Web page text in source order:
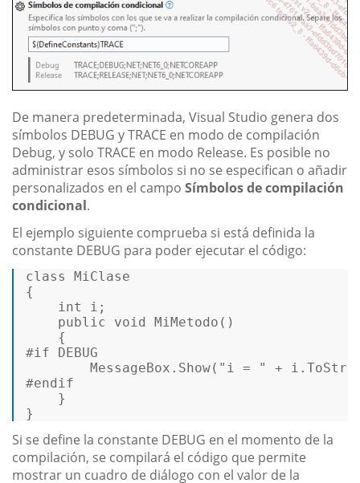
De manera predeterminada, Visual Studio genera dos
símbolos DEBUG y TRACE en modo de compilación
Debug, y solo TRACE en modo Release. Es posible no
administrar esos símbolos si no se especifican o añadir
personalizados en el campo Símbolos de compilación
condicional.
El ejemplo siguiente comprueba si está definida la
constante DEBUG para poder ejecutar el código:
class
MiClase
{
int
i;
public
void MiMetodo ()
#if DEBUG
MessageBox.Show( "i = "
#endif
}
}
Si se define la constante DEBUG en el momento de la
compilación, se compilará el código que permite
mostrar un cuadro de diálogo con el valor de la